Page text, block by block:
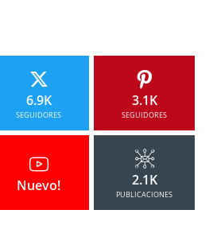
6.9K
SEGUIDORES
3.1K
SEGUIDORES
Nuevo! 2.1K
PUBLICACIONES